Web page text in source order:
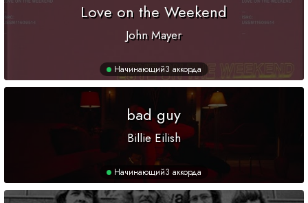
Love on the Weekend
John Mayer
Начинающий3 аккорда
bad guy
Billie Eilish
Начинающий3 аккорда